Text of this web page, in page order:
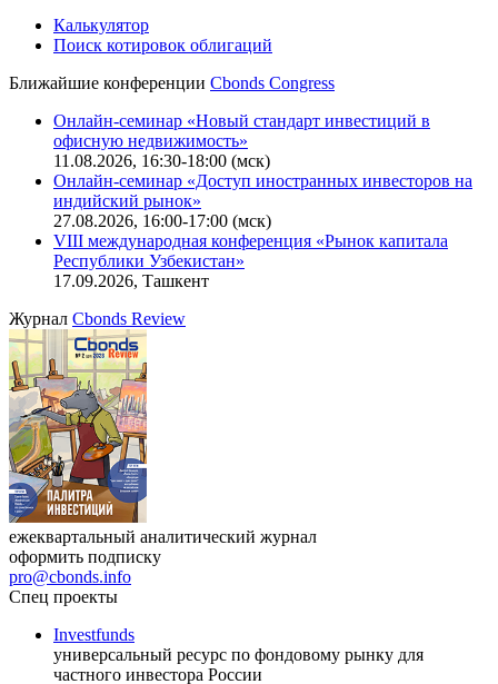
IT-аккредитация
Поиск котировок облигаций
Ближайшие конференцииCbonds Congress
Онлайн-семинар «Новый стандарт инвестиций в
офисную недвижимость»
11.08.2026, 16:30-18:00 (мск)
Онлайн-семинар «Доступ иностранных инвесторов на
индийский рынок»
VIII международная конференция «Рынок капитала
Республики Узбекистан»
17.09.2026, Ташкент
ЖурналCbonds Review
оформить подписку
pro@cbonds.info
Спец проекты